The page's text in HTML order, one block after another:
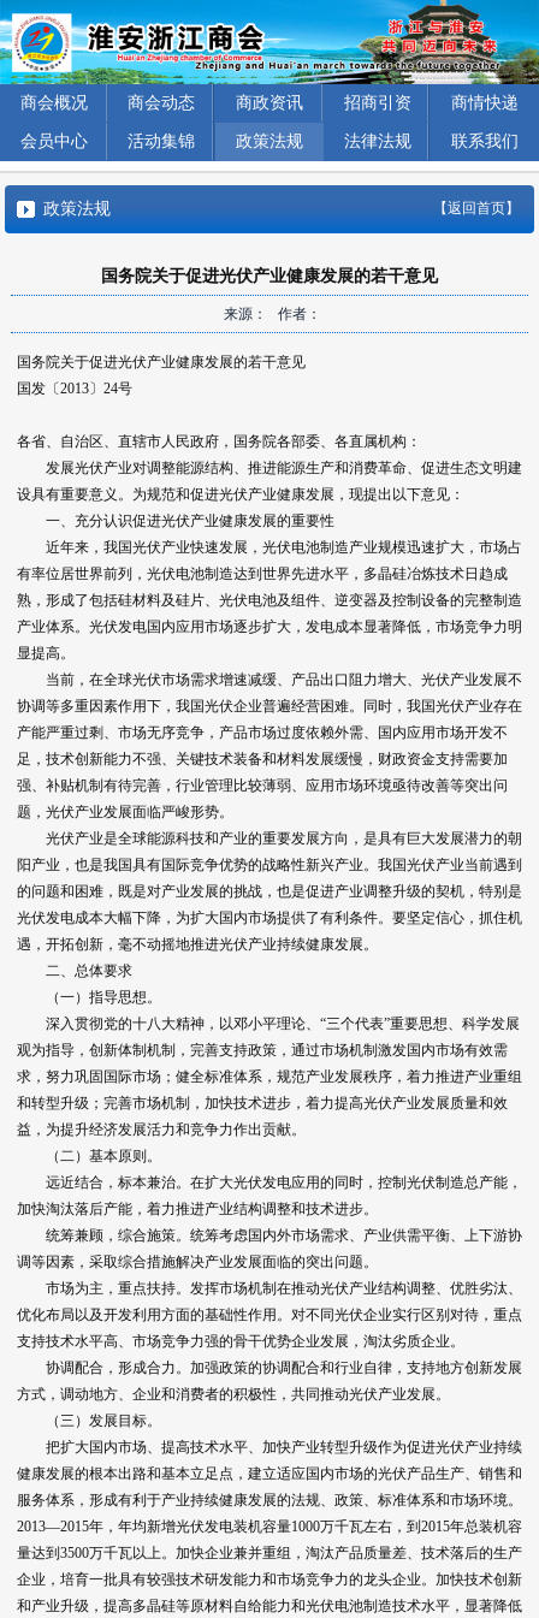
商会概况 商会动态 商政资讯 招商引资 商情快递
会员中心 活动集锦 政策法规 法律法规 联系我们
政策法规 【返回首页】
国务院关于促进光伏产业健康发展的若干意见
来源： 作者：
国务院关于促进光伏产业健康发展的若干意见
国发〔2013〕24号
各省、自治区、直辖市人民政府，国务院各部委、各直属机构：
发展光伏产业对调整能源结构、推进能源生产和消费革命、促进生态文明建
设具有重要意义。为规范和促进光伏产业健康发展，现提出以下意见：
一、充分认识促进光伏产业健康发展的重要性
近年来，我国光伏产业快速发展，光伏电池制造产业规模迅速扩大，市场占
有率位居世界前列，光伏电池制造达到世界先进水平，多晶硅冶炼技术日趋成
熟，形成了包括硅材料及硅片、光伏电池及组件、逆变器及控制设备的完整制造
产业体系。光伏发电国内应用市场逐步扩大，发电成本显著降低，市场竞争力明
显提高。
当前，在全球光伏市场需求增速减缓、产品出口阻力增大、光伏产业发展不
协调等多重因素作用下，我国光伏企业普遍经营困难。同时，我国光伏产业存在
产能严重过剩、市场无序竞争，产品市场过度依赖外需、国内应用市场开发不
足，技术创新能力不强、关键技术装备和材料发展缓慢，财政资金支持需要加
强、补贴机制有待完善，行业管理比较薄弱、应用市场环境亟待改善等突出问
题，光伏产业发展面临严峻形势。
光伏产业是全球能源科技和产业的重要发展方向，是具有巨大发展潜力的朝
阳产业，也是我国具有国际竞争优势的战略性新兴产业。我国光伏产业当前遇到
的问题和困难，既是对产业发展的挑战，也是促进产业调整升级的契机，特别是
光伏发电成本大幅下降，为扩大国内市场提供了有利条件。要坚定信心，抓住机
遇，开拓创新，毫不动摇地推进光伏产业持续健康发展。
二、总体要求
（一）指导思想。
深入贯彻党的十八大精神，以邓小平理论、“三个代表”重要思想、科学发展
观为指导，创新体制机制，完善支持政策，通过市场机制激发国内市场有效需
求，努力巩固国际市场；健全标准体系，规范产业发展秩序，着力推进产业重组
和转型升级；完善市场机制，加快技术进步，着力提高光伏产业发展质量和效
益，为提升经济发展活力和竞争力作出贡献。
（二）基本原则。
远近结合，标本兼治。在扩大光伏发电应用的同时，控制光伏制造总产能，
加快淘汰落后产能，着力推进产业结构调整和技术进步。
统筹兼顾，综合施策。统筹考虑国内外市场需求、产业供需平衡、上下游协
调等因素，采取综合措施解决产业发展面临的突出问题。
市场为主，重点扶持。发挥市场机制在推动光伏产业结构调整、优胜劣汰、
优化布局以及开发利用方面的基础性作用。对不同光伏企业实行区别对待，重点
支持技术水平高、市场竞争力强的骨干优势企业发展，淘汰劣质企业。
协调配合，形成合力。加强政策的协调配合和行业自律，支持地方创新发展
方式，调动地方、企业和消费者的积极性，共同推动光伏产业发展。
（三）发展目标。
把扩大国内市场、提高技术水平、加快产业转型升级作为促进光伏产业持续
健康发展的根本出路和基本立足点，建立适应国内市场的光伏产品生产、销售和
服务体系，形成有利于产业持续健康发展的法规、政策、标准体系和市场环境。
2013—2015年，年均新增光伏发电装机容量1000万千瓦左右，到2015年总装机容
量达到3500万千瓦以上。加快企业兼并重组，淘汰产品质量差、技术落后的生产
企业，培育一批具有较强技术研发能力和市场竞争力的龙头企业。加快技术创新
和产业升级，提高多晶硅等原材料自给能力和光伏电池制造技术水平，显著降低